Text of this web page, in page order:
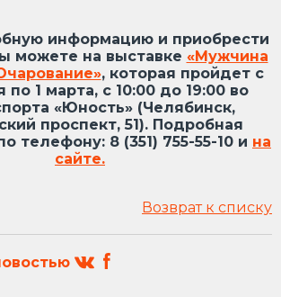
информацию и приобрести
можете на выставке «Мужчина
, которая пройдет с
по 1 марта, с 10:00 до 19:00 во
«Юность» (Челябинск,
проспект, 51). Подробная
телефону: 8 (351) 755-55-10 и на
сайте.
Возврат к списку